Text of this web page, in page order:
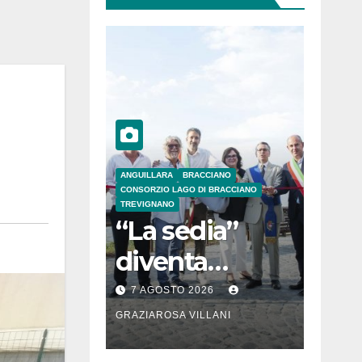
ANGUILLARA
BRACCIANO
CONSORZIO LAGO DI BRACCIANO
TREVIGNANO
“La sedia”
diventa
Belvedere sul
lago di
Bracciano: ieri
7 AGOSTO 2026
GRAZIAROSA VILLANI